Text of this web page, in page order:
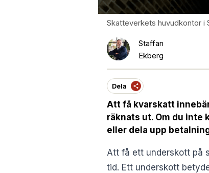
Skatteverkets huvudkontor i
Staffan
Ekberg
Dela
Att få kvarskatt
räknats ut. Om du inte
eller dela upp
Att få ett underskott på
tid. Ett underskott